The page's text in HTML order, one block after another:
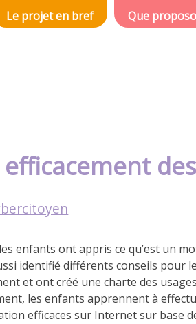
Le projet en bref Que
efficacement
les enfants ont appris ce qu’est un
identifié différents conseils pour
et ont créé une charte des
les enfants apprennent à
efficaces sur Internet sur base